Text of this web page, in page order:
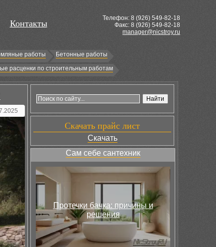
Контакты
Телефон: 8 (926) 549-82-18
Факс: 8 (926) 549-82-18
manager@nicstroy.ru
работы
Бетонные работы
расценки по строительным работам
Скачать прайс лист
Скачать
Сам себе сантехник
Протечки бачка: причины и
решения